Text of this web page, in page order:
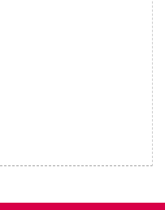
入学前プログラム